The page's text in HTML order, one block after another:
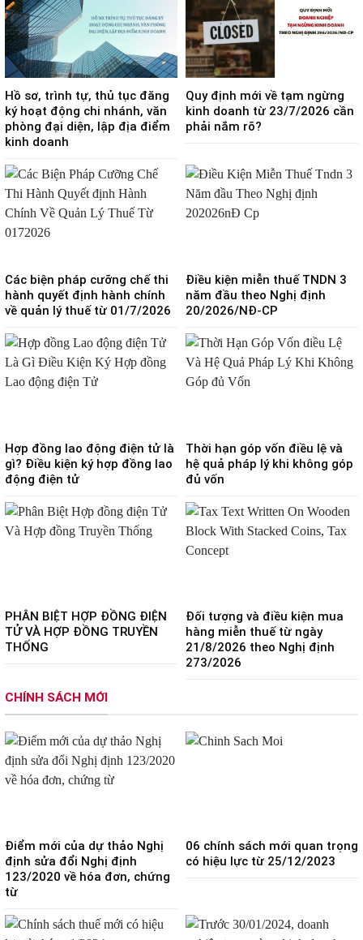
Hồ sơ, trình tự, thủ tục đăng
ký hoạt động chi nhánh, văn
phòng đại diện, lập địa điểm
kinh doanh
Quy định mới về tạm ngừng
kinh doanh từ 23/7/2026 cần
phải nắm rõ?
Các biện pháp cưỡng chế thi
hành quyết định hành chính
về quản lý thuế từ 01/7/2026
Điều kiện miễn thuế TNDN 3
năm đầu theo Nghị định
20/2026/NĐ-CP
Hợp đồng lao động điện tử là
gì? Điều kiện ký hợp đồng lao
động điện tử
Thời hạn góp vốn điều lệ và
hệ quả pháp lý khi không góp
đủ vốn
PHÂN BIỆT HỢP ĐỒNG ĐIỆN
TỬ VÀ HỢP ĐỒNG TRUYỀN
THỐNG
Đối tượng và điều kiện mua
hàng miễn thuế từ ngày
21/8/2026 theo Nghị định
273/2026
CHÍNH SÁCH MỚI
Điểm mới của dự thảo Nghị
định sửa đổi Nghị định
123/2020 về hóa đơn, chứng
từ
06 chính sách mới quan trọng
có hiệu lực từ 25/12/2023